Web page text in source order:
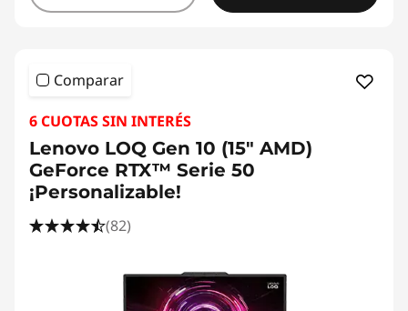
Comparar
6 CUOTAS SIN INTERÉS
Lenovo LOQ Gen 10 (15" AMD)
GeForce RTX™ Serie 50
¡Personalizable!
(82)